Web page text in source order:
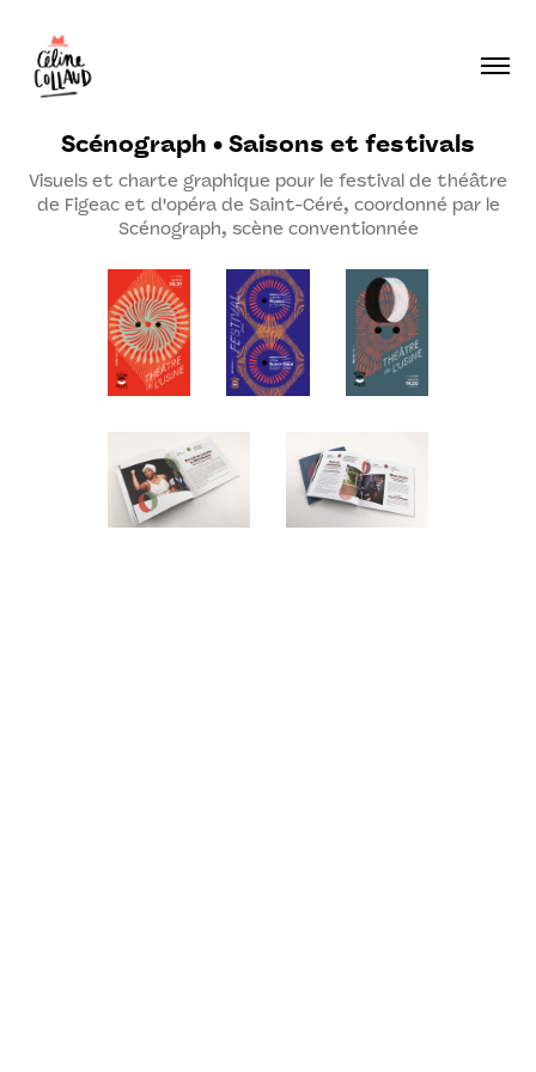
Scénograph • Saisons et festivals
Visuels et charte graphique pour le festival de théâtre
de Figeac et d'opéra de Saint-Céré, coordonné par le